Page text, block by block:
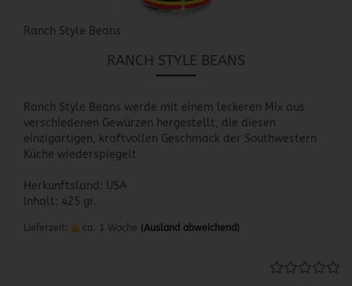
Ranch Style Beans
RANCH STYLE BEANS
Ranch Style Beans werde mit einem leckeren Mix aus
verschiedenen Gewürzen hergestellt, die diesen
einzigartigen, kraftvollen Geschmack der Southwestern
Küche wiederspiegelt
Herkunftsland: USA
Inhalt: 425 gr.
Lieferzeit: ca. 1 Woche (Ausland abweichend)